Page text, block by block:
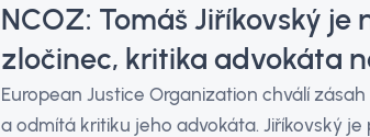
NCOZ: Tomáš Jiříkovský je
zločinec, kritika advokáta
European Justice Organization chválí
a odmítá kritiku jeho advokáta. Jiříkovský